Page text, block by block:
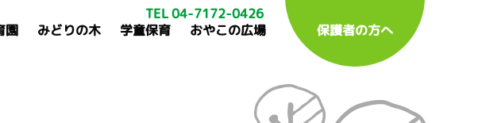
園 みどりの木 学童保育 おやこの広場 保護者の方へ
TEL 04-7172-0426